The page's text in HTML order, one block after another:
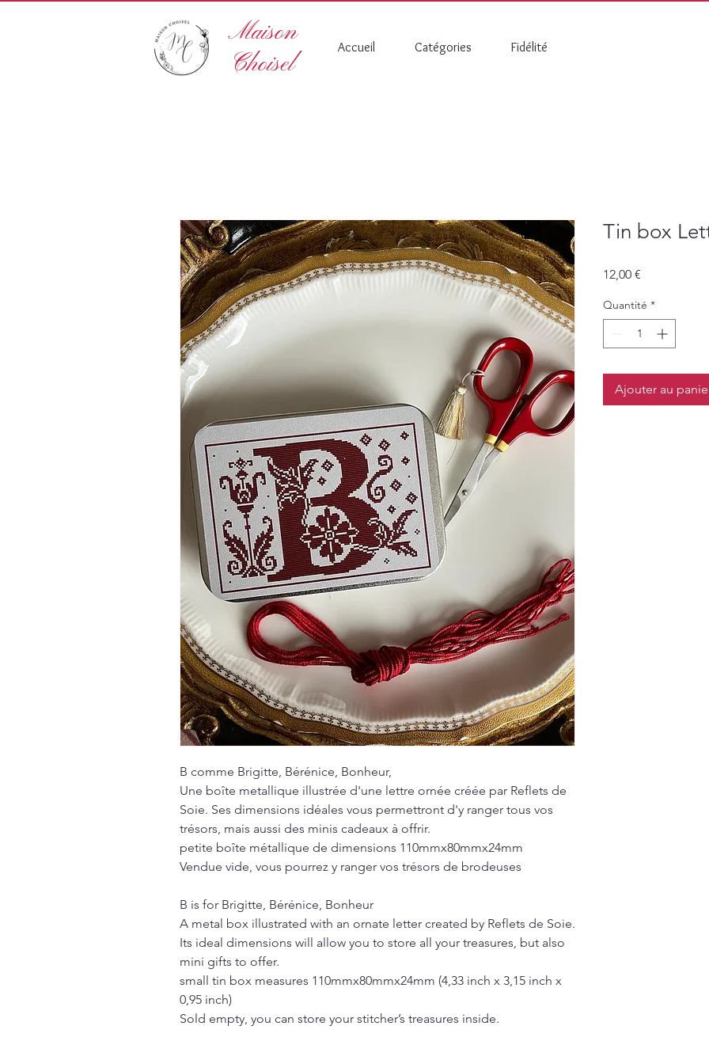
Maison
Choisel
Accueil Catégories Fidélité
B comme Brigitte, Bérénice, Bonheur,
Une boîte metallique illustrée d'une lettre ornée créée par Reflets de
Soie. Ses dimensions idéales vous permettront d'y ranger tous vos
trésors, mais aussi des minis cadeaux à offrir.
petite boîte métallique de dimensions 110mmx80mmx24mm
Vendue vide, vous pourrez y ranger vos trésors de brodeuses
B is for Brigitte, Bérénice, Bonheur
A metal box illustrated with an ornate letter created by Reflets de Soie.
Its ideal dimensions will allow you to store all your treasures, but also
mini gifts to offer.
small tin box measures 110mmx80mmx24mm (4,33 inch x 3,15 inch x
0,95 inch)
Sold empty, you can store your stitcher’s treasures inside.
Tin box
12,00 €
Quantité *
Ajouter au